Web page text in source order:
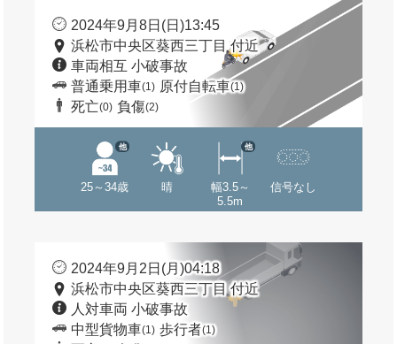
2024年9月8日(日)13:45
浜松市中央区葵西三丁目 付近
車両相互 小破事故
普通乗用車(1) 原付自転車(1)
死亡(0) 負傷(2)
25～34歳
他
晴
幅3.5～
5.5m
他
信号なし
2024年9月2日(月)04:18
浜松市中央区葵西三丁目 付近
人対車両 小破事故
中型貨物車(1) 歩行者(1)